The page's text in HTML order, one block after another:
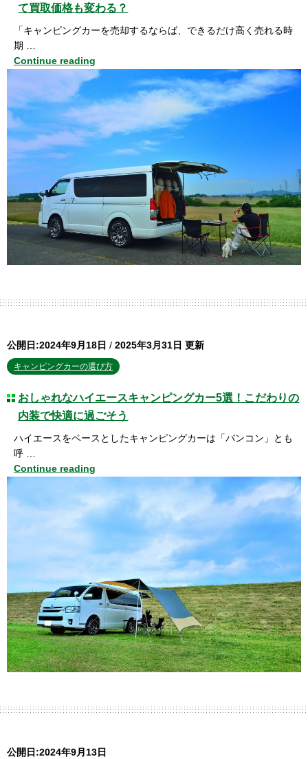
て買取価格も変わる？
「キャンピングカーを売却するならば、できるだけ高く売れる時
期 …
Continue reading
公開日:2024年9月18日 / 2025年3月31日 更新
キャンピングカーの選び方
おしゃれなハイエースキャンピングカー5選！こだわりの
内装で快適に過ごそう
ハイエースをベースとしたキャンピングカーは「バンコン」とも
呼 …
Continue reading
公開日:2024年9月13日